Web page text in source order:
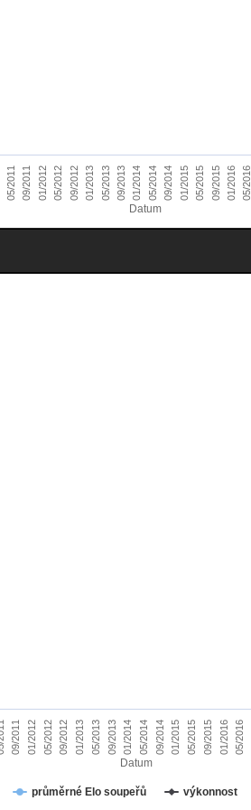
Datum
05/2011 09/2011 01/2012 05/2012 09/2012 01/2013 05/2013 09/2013 01/2014 05/2014 09/2014 01/2015 05/2015 09/2015 01/2016 05/2016
Datum
průměrné Elo soupeřů výkonnost
09/2011 01/2012 05/2012 09/2012 01/2013 05/2013 09/2013 01/2014 05/2014 09/2014 01/2015 05/2015 09/2015 01/2016 05/2016